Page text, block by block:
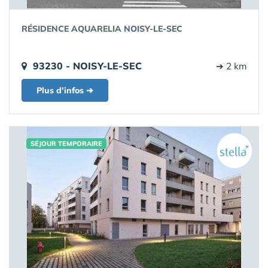
RÉSIDENCE AQUARELIA NOISY-LE-SEC
93230 - NOISY-LE-SEC ➔ 2 km
Plus d'infos ➔
SÉJOUR TEMPORAIRE